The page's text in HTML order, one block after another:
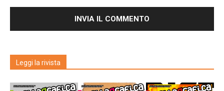
Leggi la rivista